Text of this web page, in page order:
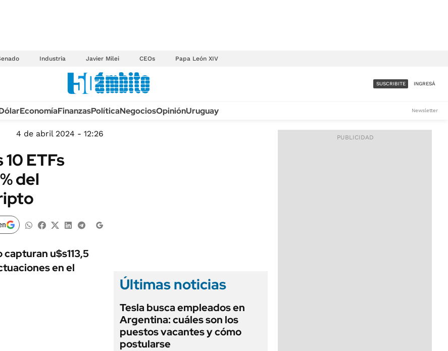
Industria Javier Milei CEOs Papa León XIV
TECNOLOGÍA
MÉXICO
MUNDO
INFORMACIÓN GENERAL
ESPECTÁCULOS
AUTOS
ACCESO FULL - $1.800/MES
SUSCRIBITE INGRESÁ
EconomíaFinanzasPolíticaNegociosOpiniónUruguay Newsletter
4 de abril 2024 - 12:26
ETFs
del
u$s113,5
en el
Últimas noticias
Tesla busca empleados en
Argentina: cuáles son los
puestos vacantes y cómo
postularse